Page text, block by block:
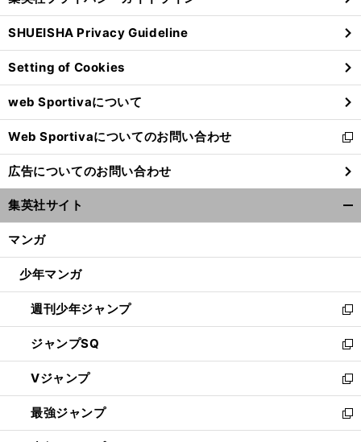
前
る
ウ
ィ
ン
ド
ウ
で
開
く
SHUEISHA Privacy Guideline
Setting of Cookies
web Sportivaについて
Web Sportivaについてのお問い合わせ
新
し
い
ウ
ィ
ン
ウ
開
く
広告についてのお問い合わせ
集英社サイト
マンガ
少年マンガ
週刊少年ジャンプ
新
し
い
ウ
ィ
ン
ド
ウ
ジャンプSQ
新
し
い
ウ
ィ
ン
Vジャンプ
新
し
い
ウ
最強ジャンプ
新
し